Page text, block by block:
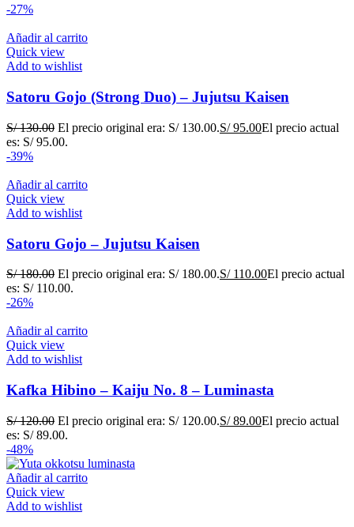
-27%
Añadir al carrito
Quick view
Add to wishlist
Satoru Gojo (Strong Duo) – Jujutsu Kaisen
S/130.00 El precio original era: S/ 130.00.S/95.00El precio actual
es: S/ 95.00.
-39%
Añadir al carrito
Quick view
Add to wishlist
Satoru Gojo – Jujutsu Kaisen
S/180.00 El precio original era: S/ 180.00.S/110.00El precio actual
es: S/ 110.00.
-26%
Añadir al carrito
Quick view
Add to wishlist
Kafka Hibino – Kaiju No. 8 – Luminasta
S/120.00 El precio original era: S/ 120.00.S/89.00El precio actual
es: S/ 89.00.
-48%
Añadir al carrito
Quick view
Add to wishlist